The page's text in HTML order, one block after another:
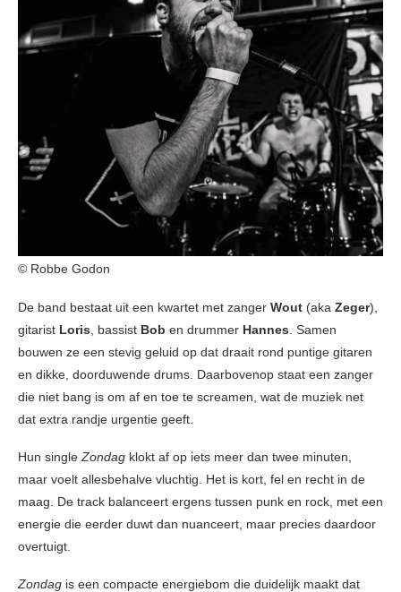
© Robbe Godon
De band bestaat uit een kwartet met zanger Wout (aka Zeger),
gitarist Loris , bassist Bob en drummer Hannes . Samen
bouwen ze een stevig geluid op dat draait rond puntige gitaren
en dikke, doorduwende drums. Daarbovenop staat een zanger
die niet bang is om af en toe te screamen, wat de muziek net
dat extra randje urgentie geeft.
Hun single Zondag klokt af op iets meer dan twee minuten,
maar voelt allesbehalve vluchtig. Het is kort, fel en recht in de
maag. De track balanceert ergens tussen punk en rock, met een
energie die eerder duwt dan nuanceert, maar precies daardoor
overtuigt.
Zondag is een compacte energiebom die duidelijk maakt dat